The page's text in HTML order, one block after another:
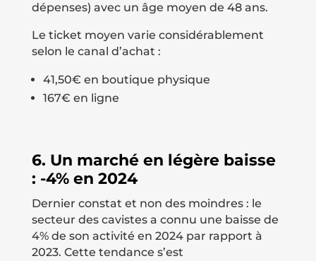
dépenses) avec un âge moyen de 48 ans.
Le ticket moyen varie considérablement
selon le canal d’achat :
41,50€ en boutique physique
167€ en ligne
6. Un marché en légère baisse
: -4% en 2024
Dernier constat et non des moindres : le
secteur des cavistes a connu une baisse de
4% de son activité en 2024 par rapport à
2023. Cette tendance s’est